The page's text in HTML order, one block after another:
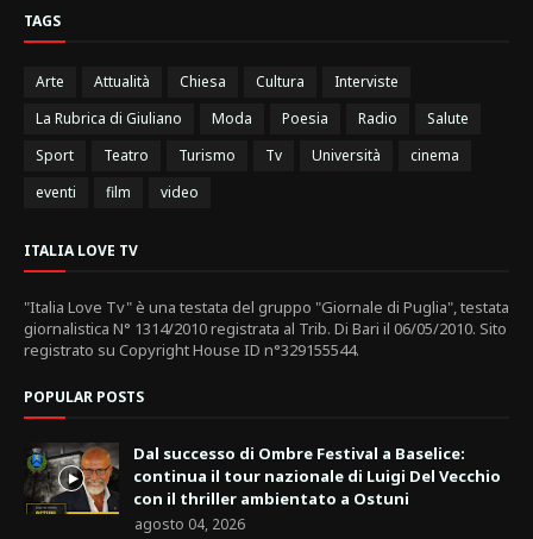
TAGS
Arte Attualità Chiesa Cultura
Interviste
La Rubrica di Giuliano
Moda Poesia Radio
Salute
Sport
Teatro Turismo Tv Università
cinema
eventi
film video
ITALIA LOVE TV
"Italia Love Tv" è una testata del gruppo "Giornale di Puglia", testata
giornalistica N° 1314/2010 registrata al Trib. Di Bari il 06/05/2010. Sito
registrato su Copyright House ID n°329155544.
POPULAR POSTS
Dal successo di Ombre Festival a Baselice:
continua il tour nazionale di Luigi Del Vecchio
con il thriller ambientato a Ostuni
agosto 04, 2026